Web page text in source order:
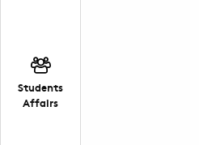
Students
Affairs